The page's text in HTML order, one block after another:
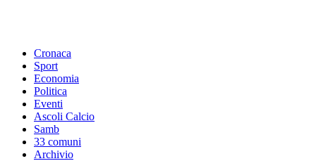
Cronaca
Sport
Economia
Politica
Eventi
Ascoli Calcio
Samb
33 comuni
Archivio